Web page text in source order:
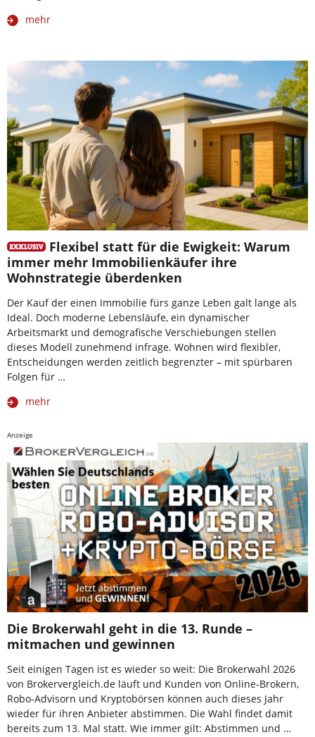
mehr
Flexibel statt für die Ewigkeit: Warum
immer mehr Immobilienkäufer ihre
Wohnstrategie überdenken
Der Kauf der einen Immobilie fürs ganze Leben galt lange als
Ideal. Doch moderne Lebensläufe, ein dynamischer
Arbeitsmarkt und demografische Verschiebungen stellen
dieses Modell zunehmend infrage. Wohnen wird flexibler,
Entscheidungen werden zeitlich begrenzter – mit spürbaren
Folgen für …
mehr
Anzeige
Die Brokerwahl geht in die 13. Runde –
mitmachen und gewinnen
Seit einigen Tagen ist es wieder so weit: Die Brokerwahl 2026
von Brokervergleich.de läuft und Kunden von Online-Brokern,
Robo-Advisorn und Kryptobörsen können auch dieses Jahr
wieder für ihren Anbieter abstimmen. Die Wahl findet damit
bereits zum 13. Mal statt. Wie immer gilt: Abstimmen und …